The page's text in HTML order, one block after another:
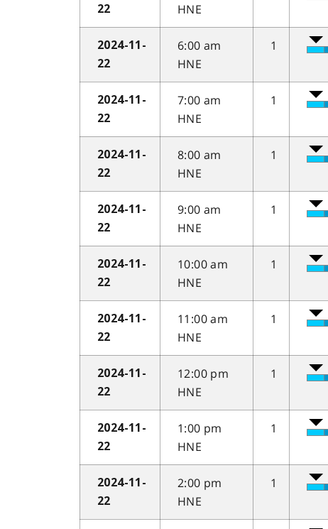
22
HNE
2024-11-
22
6:00 am
HNE
1
2024-11-
22
7:00 am
HNE
1
2024-11-
22
8:00 am
HNE
1
2024-11-
22
9:00 am
HNE
1
2024-11-
22
10:00 am
HNE
1
2024-11-
22
11:00 am
HNE
1
2024-11-
22
12:00 pm
HNE
1
2024-11-
22
1:00 pm
HNE
1
2024-11-
22
2:00 pm
HNE
1